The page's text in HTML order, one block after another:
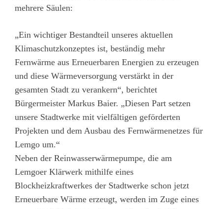
mehrere Säulen:
„Ein wichtiger Bestandteil unseres aktuellen
Klimaschutzkonzeptes ist, beständig mehr
Fernwärme aus Erneuerbaren Energien zu erzeugen
und diese Wärmeversorgung verstärkt in der
gesamten Stadt zu verankern“, berichtet
Bürgermeister Markus Baier. „Diesen Part setzen
unsere Stadtwerke mit vielfältigen geförderten
Projekten und dem Ausbau des Fernwärmenetzes für
Lemgo um.“
Neben der Reinwasserwärmepumpe, die am
Lemgoer Klärwerk mithilfe eines
Blockheizkraftwerkes der Stadtwerke schon jetzt
Erneuerbare Wärme erzeugt, werden im Zuge eines